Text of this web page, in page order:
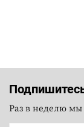
Раз в неделю